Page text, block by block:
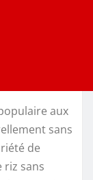
aux
sans
de
riz sans